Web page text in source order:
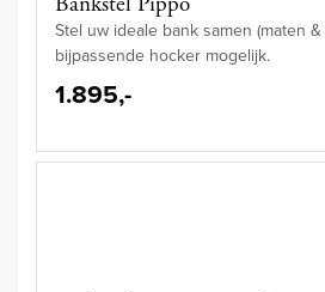
Stel uw ideale bank samen (maten
bijpassende hocker mogelijk.
1.895,-